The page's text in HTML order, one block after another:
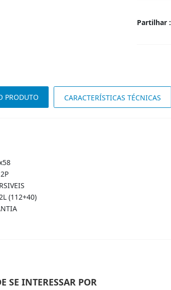
Partilhar :
PRODUTO CARACTERÍSTICAS TÉCNICAS
(112+40)
SE INTERESSAR POR